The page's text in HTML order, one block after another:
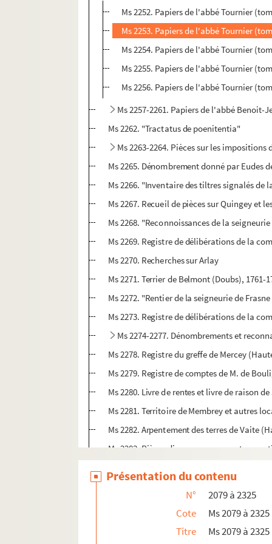
Ms 2252. Papiers de l'abbé Tournier
Ms 2253. Papiers de l'abbé Tournier
Ms 2254. Papiers de l'abbé Tournier
Ms 2255. Papiers de l'abbé Tournier
Ms 2256. Papiers de l'abbé Tournier
Ms 2257-2261. Papiers de l'abbé Benoit-
Ms 2262. "Tractatus de poenitentia"
Ms 2263-2264. Pièces sur les
Ms 2265. Dénombrement donné par
Ms 2266. "Inventaire des tiltres signalés de
Ms 2267. Recueil de pièces sur Quingey et
Ms 2268. "Reconnoissances de la
Ms 2269. Registre de délibérations de la
Ms 2270. Recherches sur Arlay
Ms 2271. Terrier de Belmont (Doubs), 1761-
Ms 2272. "Rentier de la seigneurie de
Ms 2273. Registre de délibérations de la
Ms 2274-2277. Dénombrements et
Ms 2278. Registre du greffe de Mercey
Ms 2279. Registre de comptes de M. de
Ms 2280. Livre de rentes et livre de raison
Ms 2281. Territoire de Membrey et autres
Ms 2282. Arpentement des terres de Vaite
Ms 2283. Pièces diverses concernant en
Présentation du contenu
N°
2079 à 2325
Cote
Ms 2079 à 2325
Titre
Ms 2079 à 2325